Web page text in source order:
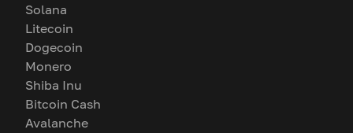
Solana
Litecoin
Dogecoin
Monero
Shiba Inu
Bitcoin Cash
Avalanche